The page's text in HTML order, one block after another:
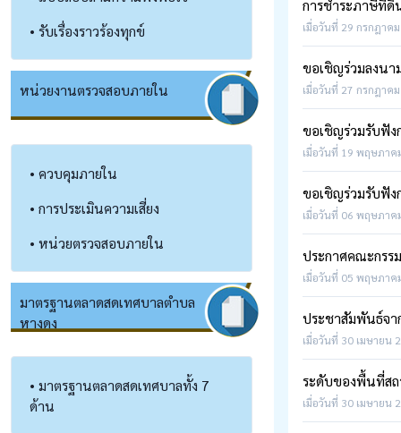
• รับเรื่องราวร้องทุกข์
หน่วยงานตรวจสอบภายใน
• ควบคุมภายใน
• การประเมินความเสี่ยง
• หน่วยตรวจสอบภายใน
มาตรฐานตลาดสดเทศบาลตำบล
หางดง
• มาตรฐานตลาดสดเทศบาลทั้ง 7
ด้าน
การชำระภาษีที่ดิ
เมื่อวันที่ 29 กรกฎาค
ขอเชิญร่วมลงนา
เมื่อวันที่ 27 กรกฎาค
ขอเชิญร่วมรับฟัง
เมื่อวันที่ 19 พฤษภาค
ขอเชิญร่วมรับฟัง
เมื่อวันที่ 06 พฤษภาค
ประกาศคณะกรร
เมื่อวันที่ 05 พฤษภาค
ประชาสัมพันธ์จา
เมื่อวันที่ 30 เมษายน
ระดับของพื้นที่ส
เมื่อวันที่ 30 เมษายน